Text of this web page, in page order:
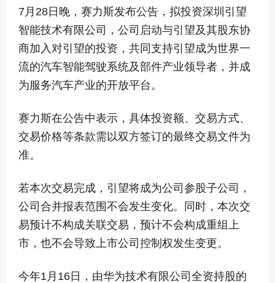
7月28日晚，赛力斯发布公告，拟投资深圳引望
智能技术有限公司，公司启动与引望及其股东协
商加入对引望的投资，共同支持引望成为世界一
流的汽车智能驾驶系统及部件产业领导者，并成
为服务汽车产业的开放平台。
赛力斯在公告中表示，具体投资额、交易方式、
交易价格等条款需以双方签订的最终交易文件为
准。
若本次交易完成，引望将成为公司参股子公司，
公司合并报表范围不会发生变化。同时，本次交
易预计不构成关联交易，预计不会构成重组上
市，也不会导致上市公司控制权发生变更。
今年1月16日，由华为技术有限公司全资持股的